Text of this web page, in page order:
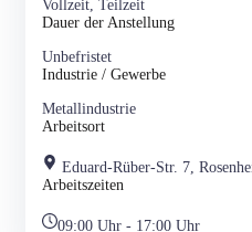
Vollzeit, Teilzeit
Dauer der Anstellung
Unbefristet
Industrie / Gewerbe
Metallindustrie
Arbeitsort
Eduard-Rüber-Str. 7,
Arbeitszeiten
09:00 Uhr - 17:00 Uhr